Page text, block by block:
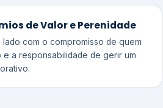
de Valor e Perenidade
lado com o compromisso de quem
a responsabilidade de gerir um